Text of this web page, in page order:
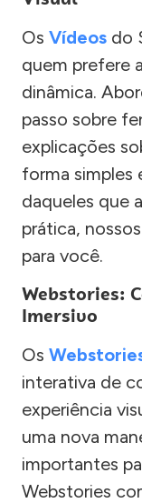
Os Vídeos do
quem prefere
dinâmica.
passo sobre
explicações
forma simples
daqueles que
prática,
para você.
Webstories:
Imersivo
Os
interativa de
experiência
uma nova
importantes
Webstories